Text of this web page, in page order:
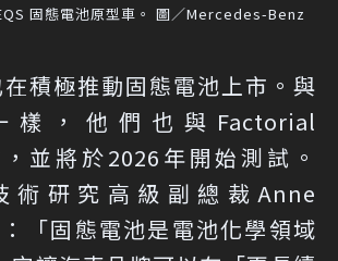
固態電池原型車。 圖／Mercedes-Benz
積極推動固態電池上市。與
樣，他們也與Factorial
並將於2026年開始測試。
術研究高級副總裁Anne
「固態電池是電池化學領域